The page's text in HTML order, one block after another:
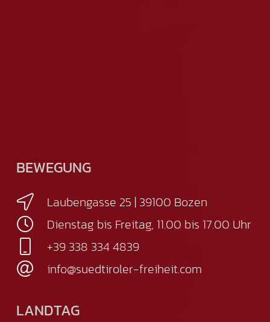
BEWEGUNG
Laubengasse 25 | 39100 Bozen
Dienstag bis Freitag, 11.00 bis 17.00 Uhr
+39 338 334 4839
info@suedtiroler-freiheit.com
LANDTAG